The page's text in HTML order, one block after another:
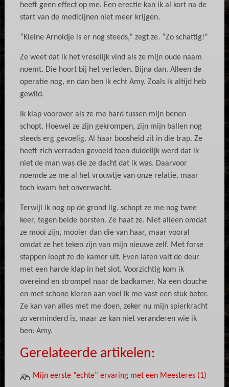
heeft geen effect op me. Een erectie kan ik al kort na de
start van de medicijnen niet meer krijgen.
“Kleine Arnoldje is er nog steeds,” zegt ze. “Zo schattig!”
Ze weet dat ik het vreselijk vind als ze mijn oude naam
noemt. Die hoort bij het verleden. Bijna dan. Alleen de
operatie nog, en dan ben ik echt Amy. Zoals ik altijd heb
gewild.
Ik klap voorover als ze me hard tussen mijn benen
schopt. Hoewel ze zijn gekrompen, zijn mijn ballen nog
steeds erg gevoelig. Al haar boosheid zit in die trap. Ze
heeft zich verraden gevoeld toen duidelijk werd dat ik
niet de man was die ze dacht dat ik was. Daarvoor
noemde ze me al het vrouwtje van onze relatie, maar
toch kwam het onverwacht.
Terwijl ik nog op de grond lig, schopt ze me nog twee
keer, tegen beide borsten. Ze haat ze. Niet alleen omdat
ze mooi zijn, mooier dan die van haar, maar vooral
omdat ze het teken zijn van mijn nieuwe zelf. Met forse
stappen loopt ze de kamer uit. Even laten valt de deur
met een harde klap in het slot. Voorzichtig kom ik
overeind en strompel naar de badkamer. Na een douche
en met schone kleren aan voel ik me vast een stuk beter.
Ze kan van alles met me doen, zeker nu mijn spierkracht
zo verminderd is, maar ze kan niet veranderen wie ik
ben: Amy.
Gerelateerde artikelen:
Mijn eerste “echte” ervaring met een Meesteres (1)